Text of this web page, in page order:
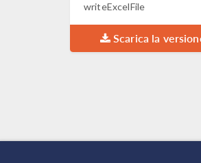
writeExcelFile
Scarica la